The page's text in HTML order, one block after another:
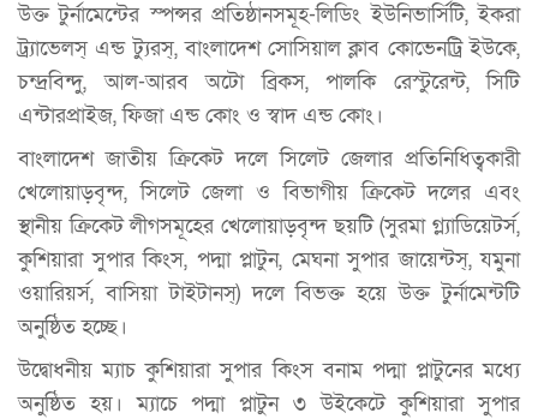
উক্ত টুর্নামেন্টের স্পন্সর প্রতিষ্ঠানসমূহ-লিডিং ইউনিভার্সিটি, ইকরা
ট্র্যাভেলস্ এন্ড ট্যুরস্, বাংলাদেশ সোসিয়াল ক্লাব কোভেনট্রি ইউকে,
চন্দ্রবিন্দু, আল-আরব অটো ব্রিকস, পালকি রেস্টুরেন্ট, সিটি
এন্টারপ্রাইজ, ফিজা এন্ড কোং ও স্বাদ এন্ড কোং।
বাংলাদেশ জাতীয় ক্রিকেট দলে সিলেট জেলার প্রতিনিধিত্বকারী
খেলোয়াড়বৃন্দ, সিলেট জেলা ও বিভাগীয় ক্রিকেট দলের এবং
স্থানীয় ক্রিকেট লীগসমূহের খেলোয়াড়বৃন্দ ছয়টি (সুরমা গ্ল্যাডিয়েটর্স,
কুশিয়ারা সুপার কিংস, পদ্মা প্লাটুন, মেঘনা সুপার জায়েন্টস্, যমুনা
ওয়ারিয়র্স, বাসিয়া টাইটানস্) দলে বিভক্ত হয়ে উক্ত টুর্নামেন্টটি
অনুষ্ঠিত হচ্ছে।
উদ্বোধনীয় ম্যাচ কুশিয়ারা সুপার কিংস বনাম পদ্মা প্লাটুনের মধ্যে
অনুষ্ঠিত হয়। ম্যাচে পদ্মা প্লাটুন ৩ উইকেটে কুশিয়ারা সুপার